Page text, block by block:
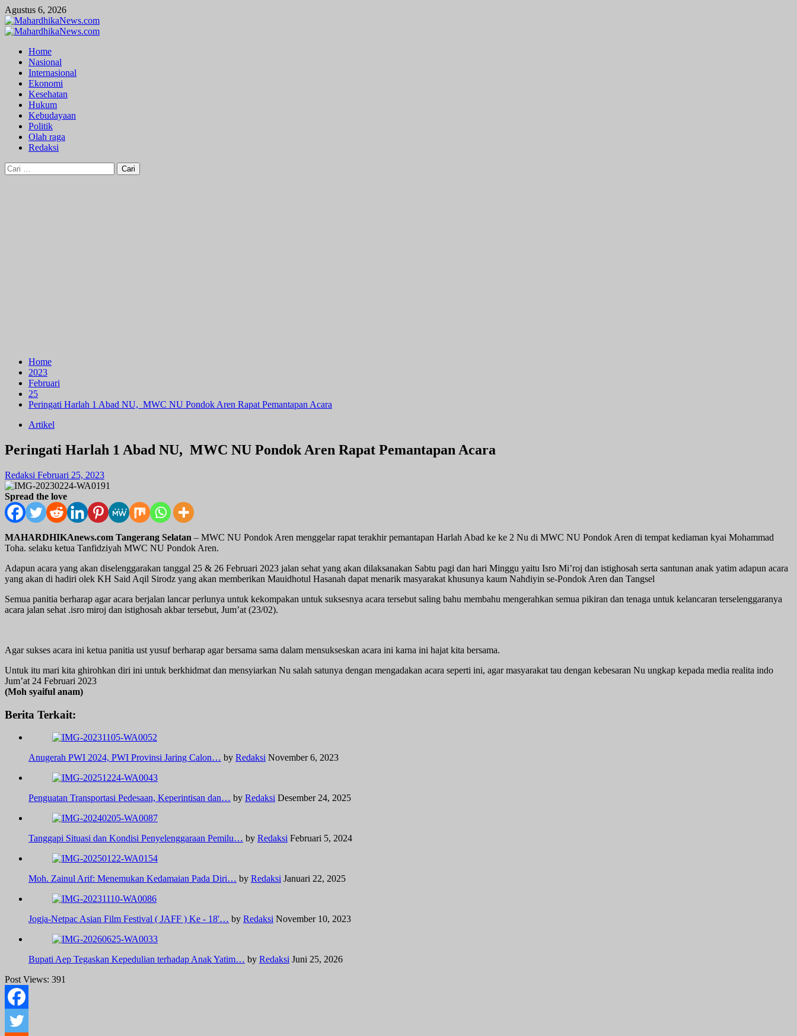
Skip
to
content
Agustus 6, 2026
Primary
Home
Nasional
Internasional
Ekonomi
Kesehatan
Hukum
Kebudayaan
Politik
Olah raga
Redaksi
Cari
untuk:
Home
2023
Februari
25
Peringati Harlah 1 Abad NU, MWC NU Pondok Aren Rapat Pemantapan Acara
Artikel
Peringati Harlah 1 Abad NU, MWC NU Pondok Aren Rapat Pemantapan Acara
Redaksi Februari 25, 2023
Spread the love
MAHARDHIKAnews.com Tangerang Selatan – MWC NU Pondok Aren menggelar rapat terakhir pemantapan Harlah Abad ke ke 2 Nu di MWC NU Pondok Aren di tempat kediaman kyai Mohammad
Toha. selaku ketua Tanfidziyah MWC NU Pondok Aren.
Adapun acara yang akan diselenggarakan tanggal 25 & 26 Februari 2023 jalan sehat yang akan dilaksanakan Sabtu pagi dan hari Minggu yaitu Isro Mi’roj dan istighosah serta santunan anak yatim adapun acara
yang akan di hadiri olek KH Said Aqil Sirodz yang akan memberikan Mauidhotul Hasanah dapat menarik masyarakat khusunya kaum Nahdiyin se-Pondok Aren dan Tangsel
Semua panitia berharap agar acara berjalan lancar perlunya untuk kekompakan untuk suksesnya acara tersebut saling bahu membahu mengerahkan semua pikiran dan tenaga untuk kelancaran terselenggaranya
acara jalan sehat .isro miroj dan istighosah akbar tersebut, Jum’at (23/02).
Agar sukses acara ini ketua panitia ust yusuf berharap agar bersama sama dalam mensukseskan acara ini karna ini hajat kita bersama.
Untuk itu mari kita ghirohkan diri ini untuk berkhidmat dan mensyiarkan Nu salah satunya dengan mengadakan acara seperti ini, agar masyarakat tau dengan kebesaran Nu ungkap kepada media realita indo
Jum’at 24 Februari 2023
(Moh syaiful anam)
Berita Terkait:
Anugerah PWI 2024, PWI Provinsi Jaring Calon… by Redaksi November 6, 2023
Penguatan Transportasi Pedesaan, Keperintisan dan… by Redaksi Desember 24, 2025
Tanggapi Situasi dan Kondisi Penyelenggaraan Pemilu… by Redaksi Februari 5, 2024
Moh. Zainul Arif: Menemukan Kedamaian Pada Diri… by Redaksi Januari 22, 2025
Jogja-Netpac Asian Film Festival ( JAFF ) Ke - 18'… by Redaksi November 10, 2023
Bupati Aep Tegaskan Kepedulian terhadap Anak Yatim… by Redaksi Juni 25, 2026
Post Views: 391